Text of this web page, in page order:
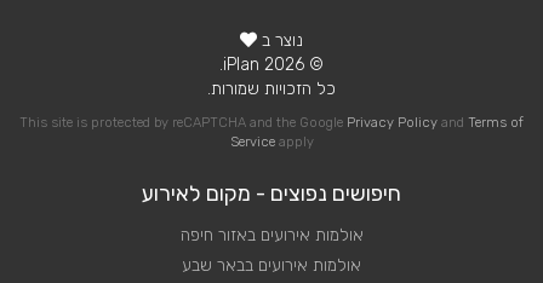
נוצר ב
© 2026 iPlan.
כל הזכויות שמורות.
This site is protected by reCAPTCHA and the Google Privacy Policy and Terms of
Serviceapply
חיפושים נפוצים - מקום לאירוע
אולמות אירועים באזור חיפה
אולמות אירועים בבאר שבע